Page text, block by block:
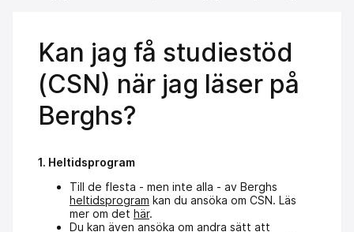
Kan jag få studiestöd
(CSN) när jag läser på
Berghs?
1. Heltidsprogram
Till de flesta - men inte alla - av Berghs
heltidsprogram kan du ansöka om CSN. Läs
mer om det här.
Du kan även ansöka om andra sätt att